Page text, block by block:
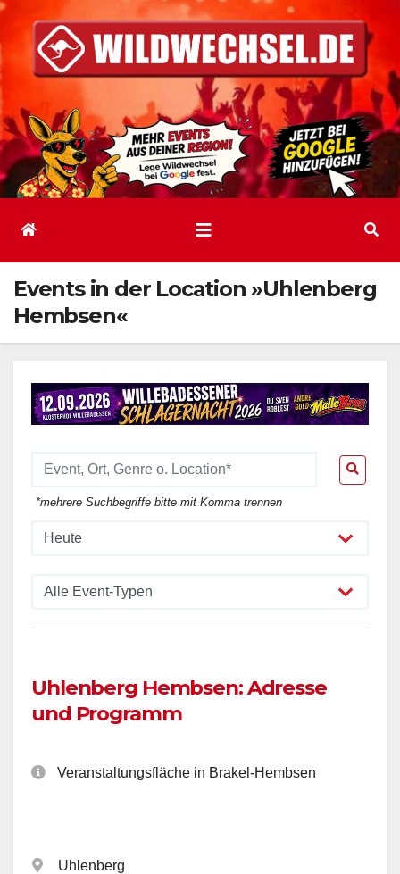
Inhalt
springen
Events in der Location »Uhlenberg
Hembsen«
*mehrere Suchbegriffe bitte mit Komma trennen
Uhlenberg Hembsen: Adresse
und Programm
Veranstaltungsfläche in Brakel-Hembsen
Uhlenberg